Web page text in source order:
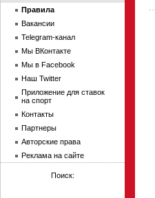
Правила
Вакансии
Telegram-канал
Мы ВКонтакте
Мы в Facebook
Наш Twitter
Приложение для ставок
на спорт
Контакты
Партнеры
Авторские права
Реклама на сайте
Поиск: